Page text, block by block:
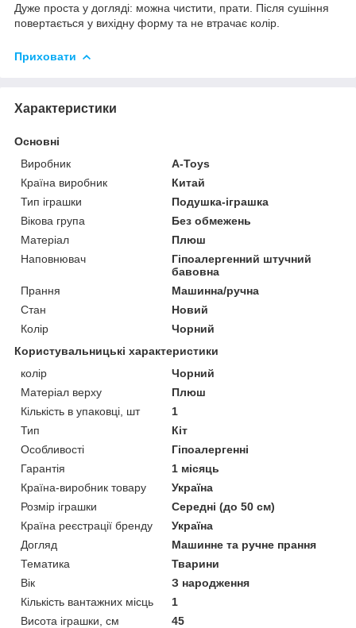
Дуже проста у догляді: можна чистити, прати. Після сушіння
повертається у вихідну форму та не втрачає колір.
Приховати
Характеристики
Основні
Виробник
A-Toys
Країна виробник
Китай
Тип іграшки
Подушка-іграшка
Вікова група
Без обмежень
Матеріал
Плюш
Наповнювач
Гіпоалергенний штучний
бавовна
Прання
Машинна/ручна
Стан
Новий
Колір
Чорний
Користувальницькі характеристики
колір
Чорний
Матеріал верху
Плюш
Кількість в упаковці, шт
1
Тип
Кіт
Особливості
Гіпоалергенні
Гарантія
1 місяць
Країна-виробник товару
Україна
Розмір іграшки
Середні (до 50 см)
Країна реєстрації бренду
Україна
Догляд
Машинне та ручне прання
Тематика
Тварини
Вік
З народження
Кількість вантажних місць
1
Висота іграшки, см
45